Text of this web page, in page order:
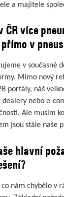
a majitele
ČR více
v
v současné
Mimo nový
portály, náš
dealery nebo e-
Ale musím
jsou stále naše
hlavní
nám chybělo v